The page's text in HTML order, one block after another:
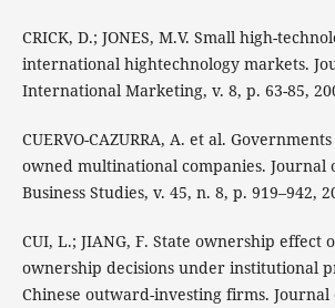
CRICK, D.; JONES, M.V. Small high-
international hightechnology markets.
International Marketing, v. 8, p. 63-85,
CUERVO-CAZURRA, A. et al.
owned multinational companies. Journal
Business Studies, v. 45, n. 8, p. 919–942,
CUI, L.; JIANG, F. State ownership effect
ownership decisions under institutional
Chinese outward-investing firms.